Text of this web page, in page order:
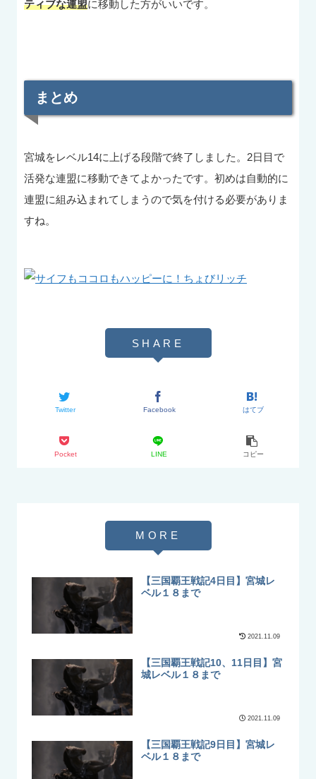
ティブな連盟に移動した方がいいです。
まとめ
宮城をレベル14に上げる段階で終了しました。2日目で
活発な連盟に移動できてよかったです。初めは自動的に
連盟に組み込まれてしまうので気を付ける必要がありま
すね。
Twitter Facebook はてブ
Pocket LINE コピー
【三国覇王戦記4日目】宮城レ
ベル１８まで
2021.11.09
【三国覇王戦記10、11日目】宮
城レベル１８まで
2021.11.09
【三国覇王戦記9日目】宮城レ
ベル１８まで